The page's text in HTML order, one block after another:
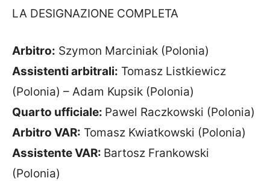
LA DESIGNAZIONE COMPLETA
Arbitro: Szymon Marciniak (Polonia)
Assistenti arbitrali: Tomasz Listkiewicz
(Polonia) – Adam Kupsik (Polonia)
Quarto ufficiale: Pawel Raczkowski (Polonia)
Arbitro VAR: Tomasz Kwiatkowski (Polonia)
Assistente VAR: Bartosz Frankowski
(Polonia)